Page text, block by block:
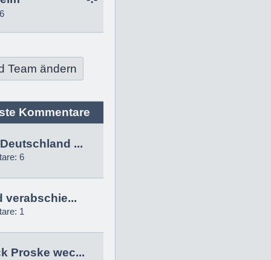
Team ändern
Kommentare
...
6
verabschie...
1
Proske wec...